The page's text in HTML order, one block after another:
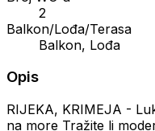
2
Balkon/Lođa/Terasa
Balkon, Lođa
Opis
RIJEKA, KRIMEJA -
na more Tražite li